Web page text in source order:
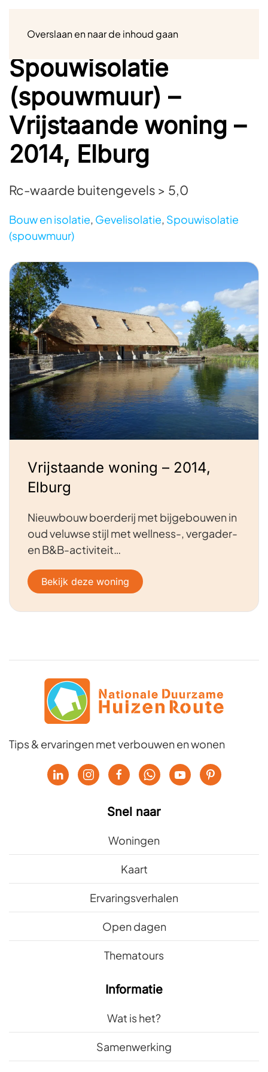
Overslaan en naar de inhoud gaan
Spouwisolatie
(spouwmuur) –
Vrijstaande woning –
2014, Elburg
Rc-waarde buitengevels > 5,0
Bouw en isolatie, Gevelisolatie, Spouwisolatie
(spouwmuur)
Vrijstaande woning – 2014,
Elburg
Nieuwbouw boerderij met bijgebouwen in
oud veluwse stijl met wellness-, vergader-
en B&B-activiteit…
Bekijk deze woning
Tips & ervaringen met verbouwen en wonen
Snel naar
Woningen
Kaart
Ervaringsverhalen
Open dagen
Thematours
Informatie
Wat is het?
Samenwerking